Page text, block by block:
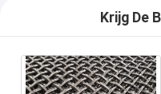
Krijg De